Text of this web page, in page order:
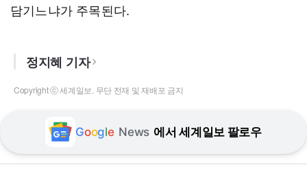
담기느냐가 주목된다.
정지혜 기자
Copyright ⓒ 세계일보. 무단 전재 및 재배포 금지
Google News 에서 세계일보 팔로우